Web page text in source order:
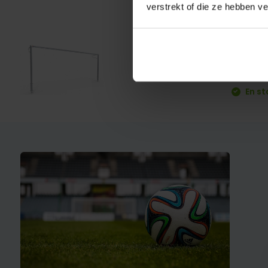
verstrekt of die ze hebben
En